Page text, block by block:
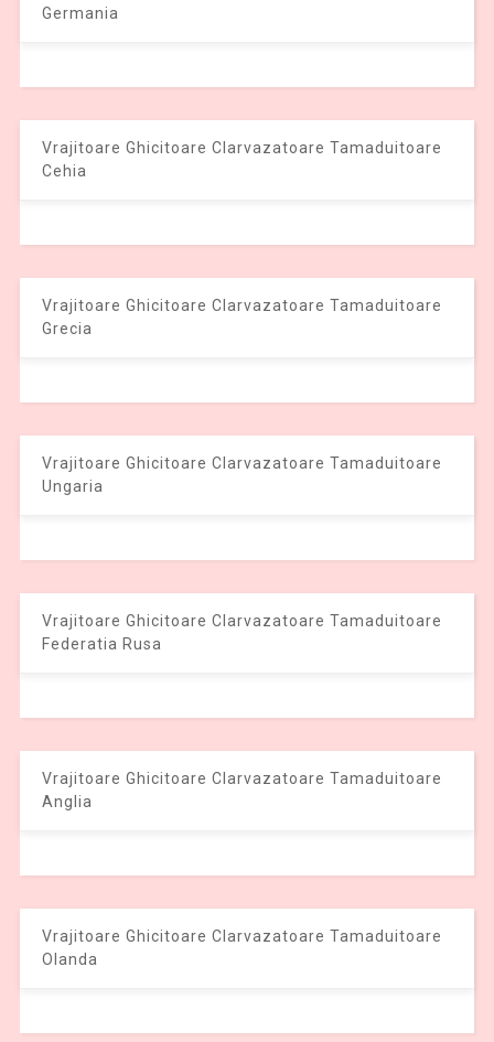
Germania
Vrajitoare Ghicitoare Clarvazatoare Tamaduitoare
Cehia
Vrajitoare Ghicitoare Clarvazatoare Tamaduitoare
Grecia
Vrajitoare Ghicitoare Clarvazatoare Tamaduitoare
Ungaria
Vrajitoare Ghicitoare Clarvazatoare Tamaduitoare
Federatia Rusa
Vrajitoare Ghicitoare Clarvazatoare Tamaduitoare
Anglia
Vrajitoare Ghicitoare Clarvazatoare Tamaduitoare
Olanda